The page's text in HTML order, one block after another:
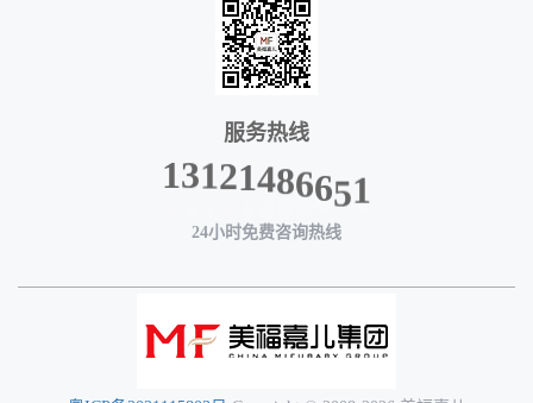
服务热线
13121486651
24小时免费咨询热线